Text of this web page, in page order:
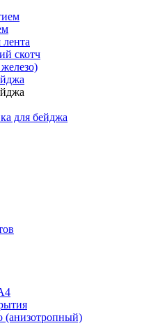
скотч
для бейджа
(анизотропный)